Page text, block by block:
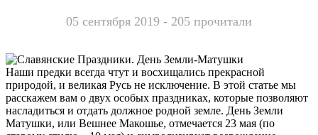
05 сентября 2019 - 205 прочитали
Наши предки всегда чтут и восхищались прекрасной
природой, и великая Русь не исключение. В этой статье мы
расскажем вам о двух особых праздниках, которые позволяют
насладиться и отдать должное родной земле. День Земли
Матушки, или Вешнее Макошье, отмечается 23 мая (по